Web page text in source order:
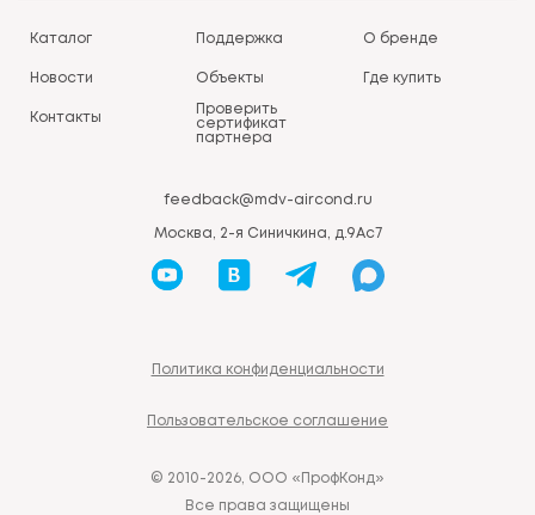
Каталог Поддержка О бренде
Новости Объекты Где купить
Контакты
Проверить
сертификат
партнера
feedback@mdv-aircond.ru
Москва, 2-я Синичкина, д.9Ас7
Политика конфиденциальности
Пользовательское соглашение
© 2010-2026, ООО «ПрофКонд»
Все права защищены